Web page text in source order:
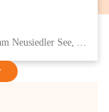
Eisenstädter Straße 18, 7091 Breitenbrunn am Neusiedler See, AUT